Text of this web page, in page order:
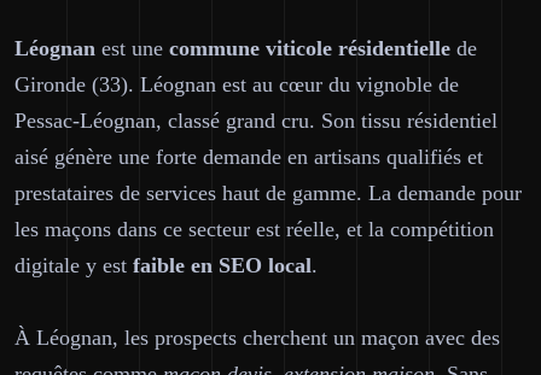
Léognan est une commune viticole résidentielle de
Gironde (33). Léognan est au cœur du vignoble de
Pessac-Léognan, classé grand cru. Son tissu résidentiel
aisé génère une forte demande en artisans qualifiés et
prestataires de services haut de gamme. La demande pour
les maçons dans ce secteur est réelle, et la compétition
digitale y est faible en SEO local.
À Léognan, les prospects cherchent un maçon avec des